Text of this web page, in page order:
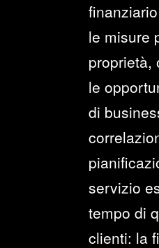
le misure
proprietà,
le
di
servizio
tempo di
clienti: la